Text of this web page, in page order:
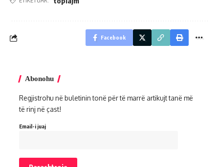
Facebook
Abonohu
Regjistrohu në buletinin tonë për të marrë artikujt tanë më
të rinj në çast!
Email-i juaj